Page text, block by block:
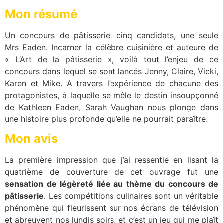
Mon résumé
Un concours de pâtisserie, cinq candidats, une seule
Mrs Eaden. Incarner la célèbre cuisinière et auteure de
« L’Art de la pâtisserie », voilà tout l’enjeu de ce
concours dans lequel se sont lancés Jenny, Claire, Vicki,
Karen et Mike. A travers l’expérience de chacune des
protagonistes, à laquelle se mêle le destin insoupçonné
de Kathleen Eaden, Sarah Vaughan nous plonge dans
une histoire plus profonde qu’elle ne pourrait paraître.
Mon avis
La première impression que j’ai ressentie en lisant la
quatrième de couverture de cet ouvrage fut une
sensation de légèreté liée au thème du concours de
pâtisserie. Les compétitions culinaires sont un véritable
phénomène qui fleurissent sur nos écrans de télévision
et abreuvent nos lundis soirs, et c’est un jeu qui me plaît